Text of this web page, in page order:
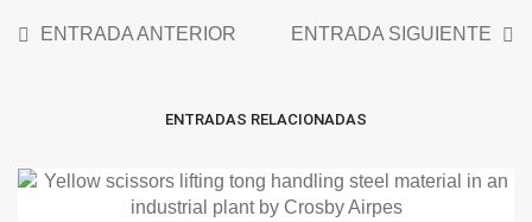
ENTRADA ANTERIOR ENTRADA SIGUIENTE
ENTRADAS RELACIONADAS